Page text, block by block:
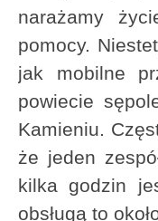
narażamy
pomocy.
jak mobilne
powiecie
Kamieniu.
że jeden
kilka godzin
obsługą to